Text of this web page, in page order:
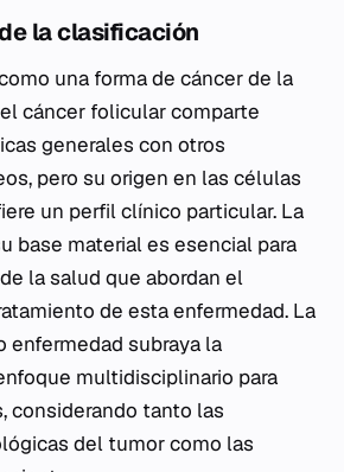
la clasificación
una forma de cáncer de la
cáncer folicular comparte
generales con otros
pero su origen en las células
un perfil clínico particular. La
base material es esencial para
la salud que abordan el
de esta enfermedad. La
enfermedad subraya la
multidisciplinario para
considerando tanto las
del tumor como las